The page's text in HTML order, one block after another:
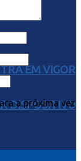
EM VIGOR
DISPOSITIVO
a próxima vez